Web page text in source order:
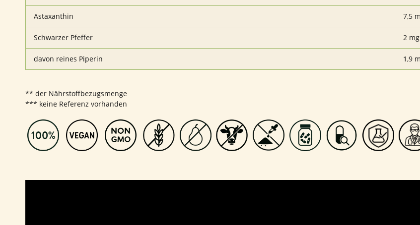
Astaxanthin 7,5
Schwarzer Pfeffer 2 mg
davon reines Piperin 1,9
** der Nährstoffbezugsmenge
*** keine Referenz vorhanden